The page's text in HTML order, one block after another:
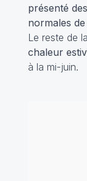
présenté
normales
Le reste de
chaleur
à la mi-juin.